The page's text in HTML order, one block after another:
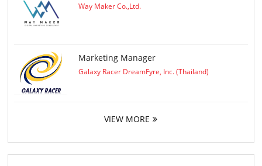
Way Maker Co.,Ltd.
Marketing Manager
Galaxy Racer DreamFyre, Inc. (Thailand)
VIEW MORE